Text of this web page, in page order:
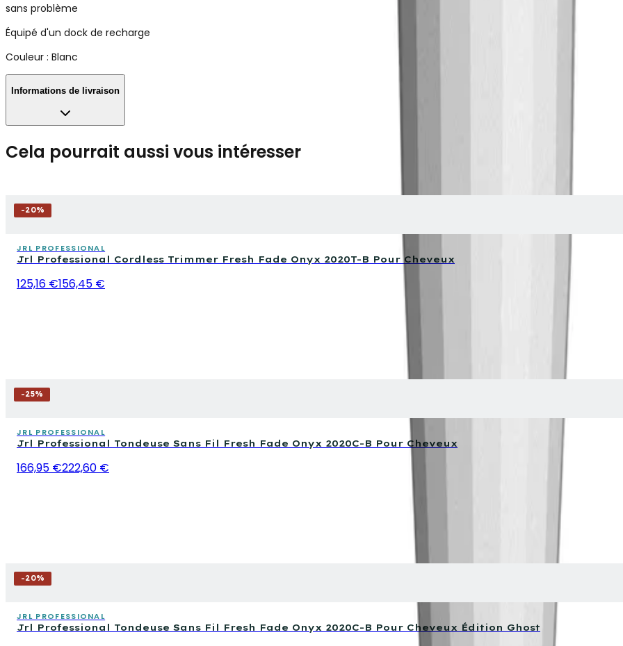
sans problème
Équipé d'un dock de recharge
Couleur : Blanc
Informations de livraison
Cela pourrait aussi vous intéresser
-20%
JRL PROFESSIONAL
Jrl Professional Cordless Trimmer Fresh Fade Onyx 2020T-B Pour Cheveux
125,16 €156,45 €
-25%
JRL PROFESSIONAL
Jrl Professional Tondeuse Sans Fil Fresh Fade Onyx 2020C-B Pour Cheveux
166,95 €222,60 €
-20%
JRL PROFESSIONAL
Jrl Professional Tondeuse Sans Fil Fresh Fade Onyx 2020C-B Pour Cheveux Édition Ghost